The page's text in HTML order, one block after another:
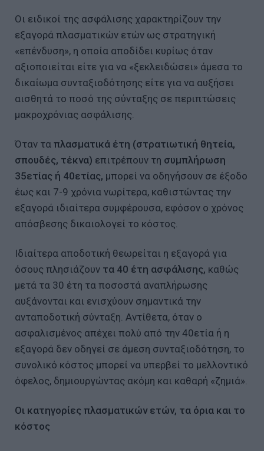
Οι ειδικοί της ασφάλισης χαρακτηρίζουν την
εξαγορά πλασματικών ετών ως στρατηγική
«επένδυση», η οποία αποδίδει κυρίως όταν
αξιοποιείται είτε για να «ξεκλειδώσει» άμεσα το
δικαίωμα συνταξιοδότησης είτε για να αυξήσει
αισθητά το ποσό της σύνταξης σε περιπτώσεις
μακροχρόνιας ασφάλισης.
Όταν τα πλασματικά έτη (στρατιωτική θητεία,
σπουδές, τέκνα) επιτρέπουν τη συμπλήρωση
35ετίας ή 40ετίας, μπορεί να οδηγήσουν σε έξοδο
έως και 7-9 χρόνια νωρίτερα, καθιστώντας την
εξαγορά ιδιαίτερα συμφέρουσα, εφόσον ο χρόνος
απόσβεσης δικαιολογεί το κόστος.
Ιδιαίτερα αποδοτική θεωρείται η εξαγορά για
όσους πλησιάζουν τα 40 έτη ασφάλισης, καθώς
μετά τα 30 έτη τα ποσοστά αναπλήρωσης
αυξάνονται και ενισχύουν σημαντικά την
ανταποδοτική σύνταξη. Αντίθετα, όταν ο
ασφαλισμένος απέχει πολύ από την 40ετία ή η
εξαγορά δεν οδηγεί σε άμεση συνταξιοδότηση, το
συνολικό κόστος μπορεί να υπερβεί το μελλοντικό
όφελος, δημιουργώντας ακόμη και καθαρή «ζημιά».
Οι κατηγορίες πλασματικών ετών, τα όρια και το
κόστος